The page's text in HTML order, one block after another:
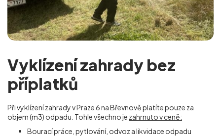
Vyklízení zahrady bez
příplatků
Při vyklízení zahrady v Praze 6 na Břevnověplatíte pouze za
objem (m3) odpadu. Tohle všechno je zahrnuto v ceně:
Bourací práce, pytlování, odvoz a likvidace odpadu